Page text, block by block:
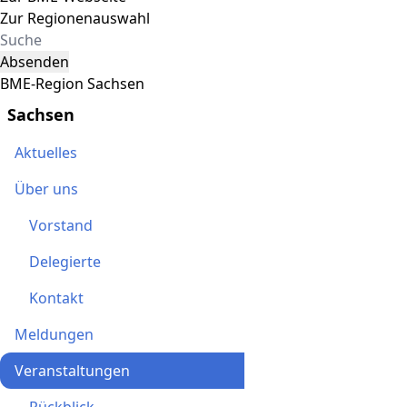
Zur Regionenauswahl
Absenden
BME-Region Sachsen
Sachsen
Aktuelles
Über uns
Vorstand
Delegierte
Kontakt
Meldungen
Veranstaltungen